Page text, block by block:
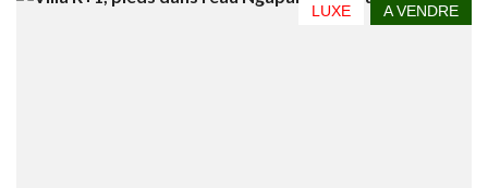
A VENDRE
LUXE